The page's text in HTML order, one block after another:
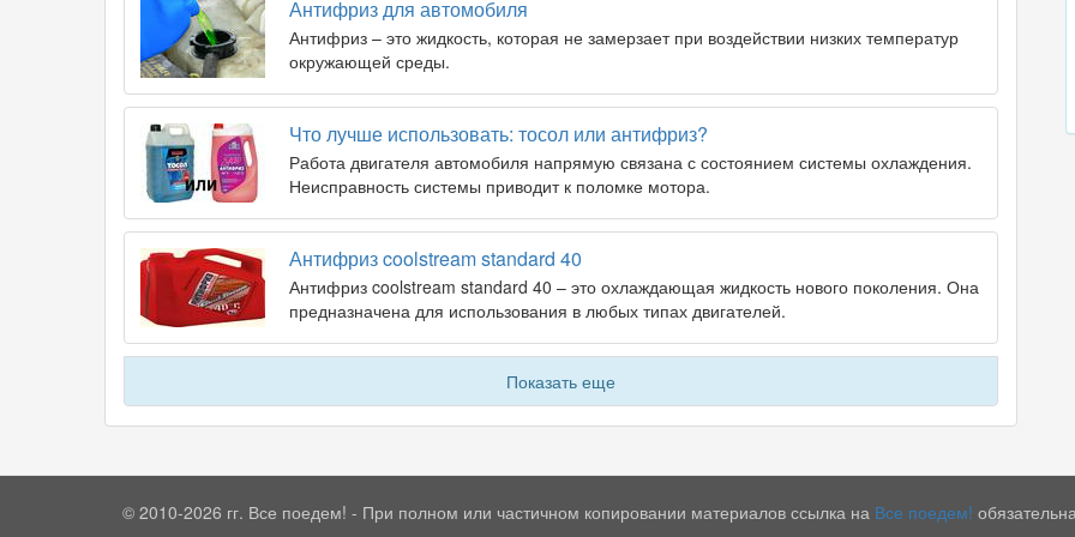
Антифриз для автомобиля
Антифриз – это жидкость, которая не замерзает при воздействии низких температур
окружающей среды.
Что лучше использовать: тосол или антифриз?
Работа двигателя автомобиля напрямую связана с состоянием системы охлаждения.
Неисправность системы приводит к поломке мотора.
Антифриз coolstream standard 40
Антифриз coolstream standard 40 – это охлаждающая жидкость нового поколения. Она
предназначена для использования в любых типах двигателей.
Показать еще
© 2010-2026 гг. Все поедем! - При полном или частичном копировании материалов ссылка на Все поедем!